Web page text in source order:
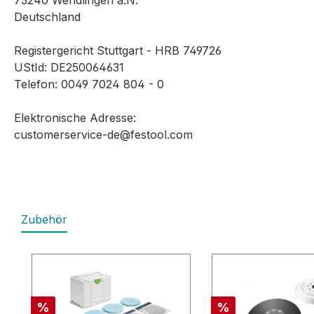
Deutschland
Registergericht Stuttgart - HRB 749726
UStId: DE250064631
Telefon: 0049 7024 804 - 0
Elektronische Adresse:
customerservice-de@festool.com
Zubehör
Rabatt
%
Rabatt
%